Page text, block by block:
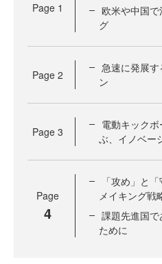
Page 1
欧米や中国
グ
Page 2
急速に発展
ン
Page 3
電動キック
ぶ、イノベー
Page
4
「攻め」と
メイキング戦
課題先進国
ために